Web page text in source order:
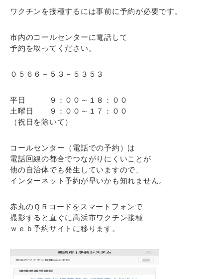
ワクチンを接種するには事前に予約が必要です。
市内のコールセンターに電話して
予約を取ってください。
０５６６－５３－５３５３
平日 ９：００～１８：００
土曜日 ９：００～１７：００
（祝日を除いて）
コールセンター（電話での予約）は
電話回線の都合でつながりにくいことが
他の自治体でも発生していますので、
インターネット予約が早いかも知れません。
赤丸のＱＲコードをスマートフォンで
撮影すると直ぐに高浜市ワクチン接種
ｗｅｂ予約サイトに移ります。